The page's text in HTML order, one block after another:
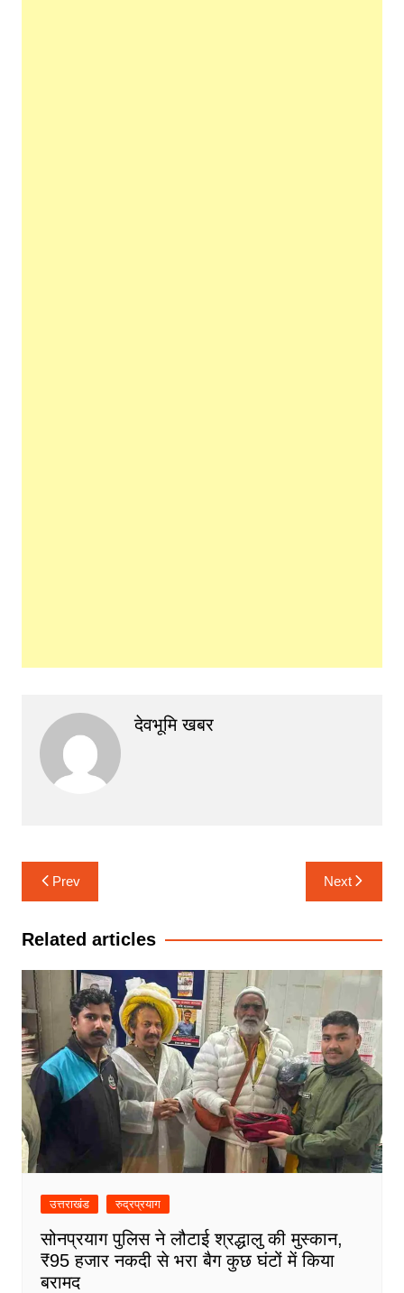
देवभूमि खबर
Post
navigation
Prev Next
Related articles
उत्तराखंड रुद्रप्रयाग
सोनप्रयाग पुलिस ने लौटाई श्रद्धालु की मुस्कान,
₹95 हजार नकदी से भरा बैग कुछ घंटों में किया
बरामद